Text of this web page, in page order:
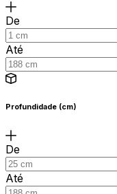
De
Até
Profundidade (cm)
De
Até